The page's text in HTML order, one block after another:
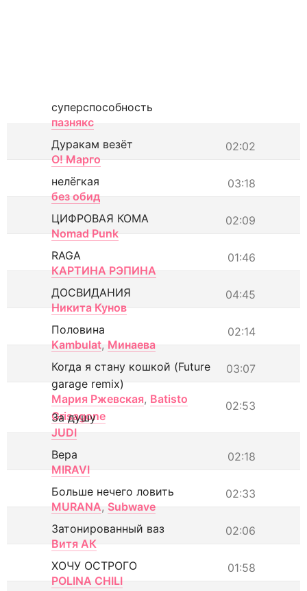
суперспособность
пазнякс
02:02
Дуракам везёт
О! Марго
03:18
нелёгкая
без обид
02:09
ЦИФРОВАЯ КОМА
Nomad Punk
01:46
RAGA
КАРТИНА РЭПИНА
04:45
ДОСВИДАНИЯ
Никита Кунов
02:14
Половина
Kambulat, Минаева
03:07
Когда я стану кошкой (Future
garage remix)
Мария Ржевская, Batisto
Grisagone
02:53
За душу
JUDI
02:18
Вера
MIRAVI
02:33
Больше нечего ловить
MURANA, Subwave
02:06
Затонированный ваз
Витя АК
01:58
ХОЧУ ОСТРОГО
POLINA CHILI